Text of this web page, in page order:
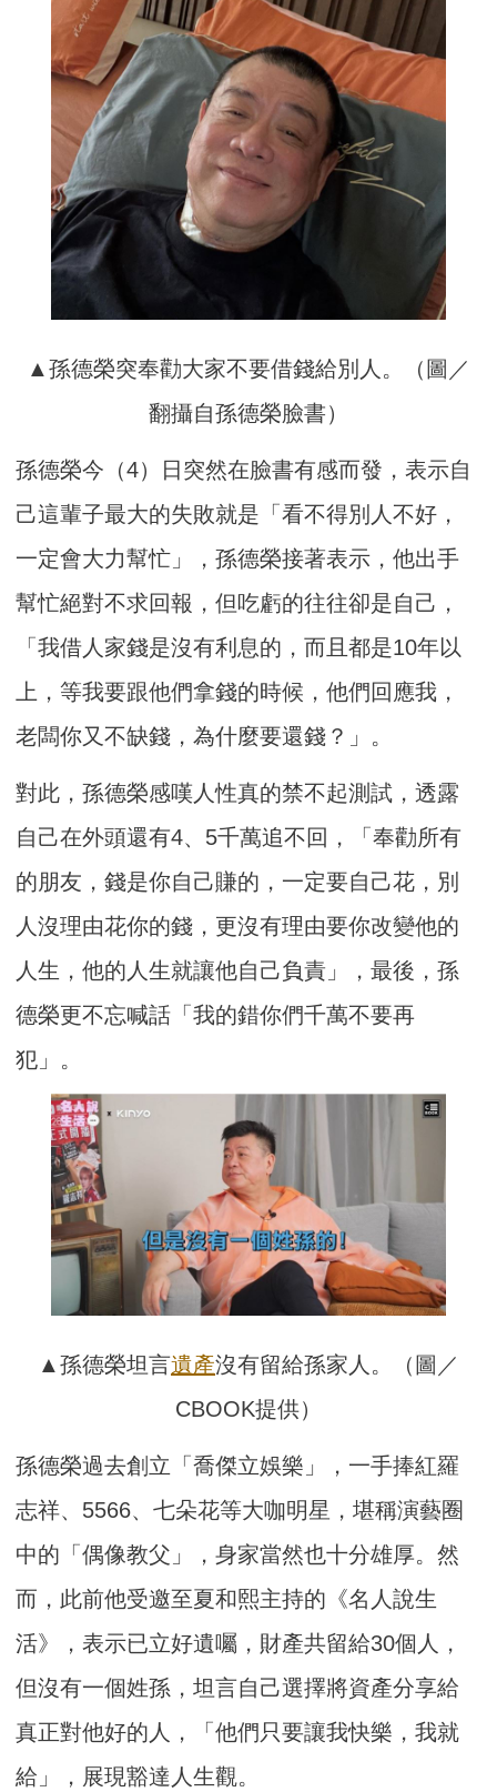
▲孫德榮突奉勸大家不要借錢給別人。（圖／
翻攝自孫德榮臉書）
孫德榮今（4）日突然在臉書有感而發，表示自
己這輩子最大的失敗就是「看不得別人不好，
一定會大力幫忙」，孫德榮接著表示，他出手
幫忙絕對不求回報，但吃虧的往往卻是自己，
「我借人家錢是沒有利息的，而且都是10年以
上，等我要跟他們拿錢的時候，他們回應我，
老闆你又不缺錢，為什麼要還錢？」。
對此，孫德榮感嘆人性真的禁不起測試，透露
自己在外頭還有4、5千萬追不回，「奉勸所有
的朋友，錢是你自己賺的，一定要自己花，別
人沒理由花你的錢，更沒有理由要你改變他的
人生，他的人生就讓他自己負責」，最後，孫
德榮更不忘喊話「我的錯你們千萬不要再
犯」。
▲孫德榮坦言遺產沒有留給孫家人。（圖／
CBOOK提供）
孫德榮過去創立「喬傑立娛樂」，一手捧紅羅
志祥、5566、七朵花等大咖明星，堪稱演藝圈
中的「偶像教父」，身家當然也十分雄厚。然
而，此前他受邀至夏和熙主持的《名人說生
活》，表示已立好遺囑，財產共留給30個⼈，
但沒有⼀個姓孫，坦言自己選擇將資產分享給
真正對他好的人，「他們只要讓我快樂，我就
給」，展現豁達人生觀。